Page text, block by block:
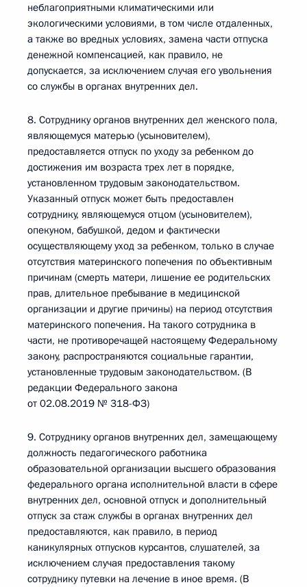
неблагоприятными климатическими или
экологическими условиями, в том числе отдаленных,
а также во вредных условиях, замена части отпуска
денежной компенсацией, как правило, не
допускается, за исключением случая его увольнения
со службы в органах внутренних дел.
8. Сотруднику органов внутренних дел женского пола,
являющемуся матерью (усыновителем),
предоставляется отпуск по уходу за ребенком до
достижения им возраста трех лет в порядке,
установленном трудовым законодательством.
Указанный отпуск может быть предоставлен
сотруднику, являющемуся отцом (усыновителем),
опекуном, бабушкой, дедом и фактически
осуществляющему уход за ребенком, только в случае
отсутствия материнского попечения по объективным
причинам (смерть матери, лишение ее родительских
прав, длительное пребывание в медицинской
организации и другие причины) на период отсутствия
материнского попечения. На такого сотрудника в
части, не противоречащей настоящему Федеральному
закону, распространяются социальные гарантии,
установленные трудовым законодательством. (В
редакции Федерального закона
от 02.08.2019 № 318-ФЗ)
9. Сотруднику органов внутренних дел, замещающему
должность педагогического работника
образовательной организации высшего образования
федерального органа исполнительной власти в сфере
внутренних дел, основной отпуск и дополнительный
отпуск за стаж службы в органах внутренних дел
предоставляются, как правило, в период
каникулярных отпусков курсантов, слушателей, за
исключением случая предоставления такому
сотруднику путевки на лечение в иное время. (В